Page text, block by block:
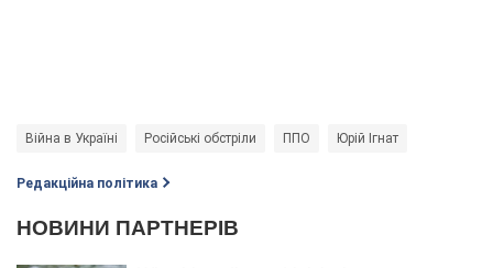
Війна в Україні Російські обстріли ППО Юрій Ігнат
Редакційна політика